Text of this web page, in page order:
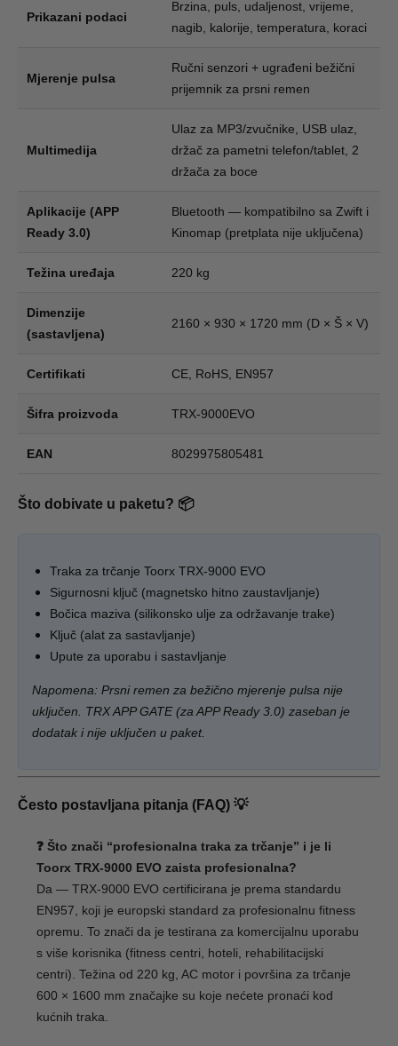
Prikazani podaci
Brzina, puls, udaljenost, vrijeme,
nagib, kalorije, temperatura, koraci
Mjerenje pulsa
Ručni senzori + ugrađeni bežični
prijemnik za prsni remen
Multimedija
Ulaz za MP3/zvučnike, USB ulaz,
držač za pametni telefon/tablet, 2
držača za boce
Aplikacije (APP
Ready 3.0)
Bluetooth — kompatibilno sa Zwift i
Kinomap (pretplata nije uključena)
Težina uređaja 220 kg
Dimenzije
(sastavljena)
2160 × 930 × 1720 mm (D × Š × V)
Certifikati CE, RoHS, EN957
Šifra proizvoda TRX-9000EVO
EAN 8029975805481
Što dobivate u paketu? 📦
Traka za trčanje Toorx TRX-9000 EVO
Sigurnosni ključ (magnetsko hitno zaustavljanje)
Bočica maziva (silikonsko ulje za održavanje trake)
Ključ (alat za sastavljanje)
Upute za uporabu i sastavljanje
Napomena: Prsni remen za bežično mjerenje pulsa nije
uključen. TRX APP GATE (za APP Ready 3.0) zaseban je
dodatak i nije uključen u paket.
Često postavljana pitanja (FAQ) 💡
❓ Što znači “profesionalna traka za trčanje” i je li
Toorx TRX-9000 EVO zaista profesionalna?
Da — TRX-9000 EVO certificirana je prema standardu
EN957, koji je europski standard za profesionalnu fitness
opremu. To znači da je testirana za komercijalnu uporabu
s više korisnika (fitness centri, hoteli, rehabilitacijski
centri). Težina od 220 kg, AC motor i površina za trčanje
600 × 1600 mm značajke su koje nećete pronaći kod
kućnih traka.